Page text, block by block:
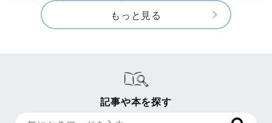
もっと見る
記事や本を探す